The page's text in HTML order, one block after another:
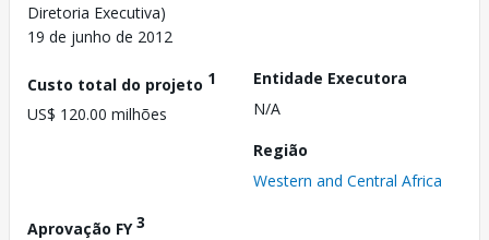
Diretoria Executiva)
19 de junho de 2012
Custo total do projeto 1
US$ 120.00 milhões
Entidade Executora
N/A
Região
Western and Central Africa
Aprovação FY3